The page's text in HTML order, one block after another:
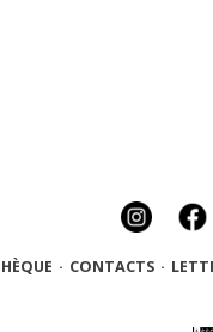
· CONTACTS ·